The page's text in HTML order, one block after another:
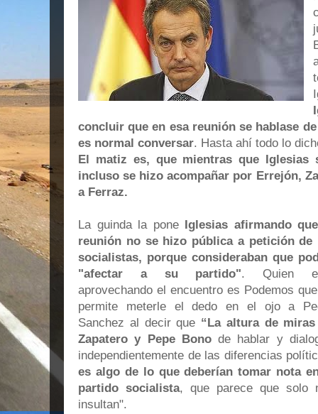
concluir que en esa reunión se hablase
es normal conversar. Hasta ahí todo lo
El matiz es, que mientras que
incluso se hizo acompañar por Errejón,
a Ferraz.
La guinda la pone Iglesias afirmando
reunión no se hizo pública a petición de
socialistas, porque consideraban que
"afectar a su partido". Quien
aprovechando el encuentro es Podemos
permite meterle el dedo en el ojo a
Sanchez al decir que “La altura de
Zapatero y Pepe Bonode hablar y
independientemente de las diferencias
es algo de lo que deberían tomar nota
partido socialista, que parece que solo
insultan".